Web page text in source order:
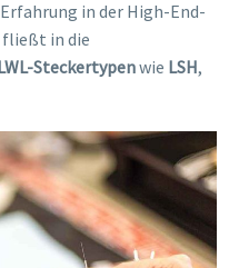
in der High-End-
in die
Steckertypenwie LSH,